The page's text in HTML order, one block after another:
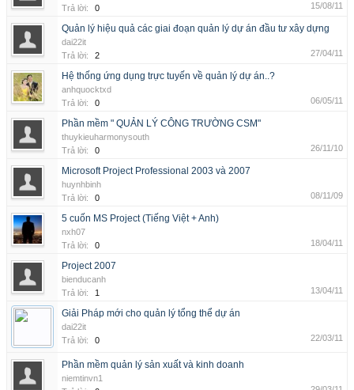
Trả lời:
0 15/08/11
Quản lý hiệu quả các giai đoạn quản lý dự án đầu tư xây dựng
dai22it
Trả lời:
2 27/04/11
Hệ thống ứng dụng trực tuyến về quản lý dự án..?
anhquocktxd
Trả lời:
0 06/05/11
Phần mềm " QUẢN LÝ CÔNG TRƯỜNG CSM"
thuykieuharmonysouth
Trả lời:
0 26/11/10
Microsoft Project Professional 2003 và 2007
huynhbinh
Trả lời:
0 08/11/09
5 cuốn MS Project (Tiếng Việt + Anh)
nxh07
Trả lời:
0 18/04/11
Project 2007
bienducanh
Trả lời:
1 13/04/11
Giải Pháp mới cho quản lý tổng thể dự án
dai22it
Trả lời:
0 22/03/11
Phần mềm quản lý sản xuất và kinh doanh
niemtinvn1